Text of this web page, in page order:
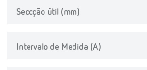
Seccção útil (mm)
Intervalo de Medida (A)